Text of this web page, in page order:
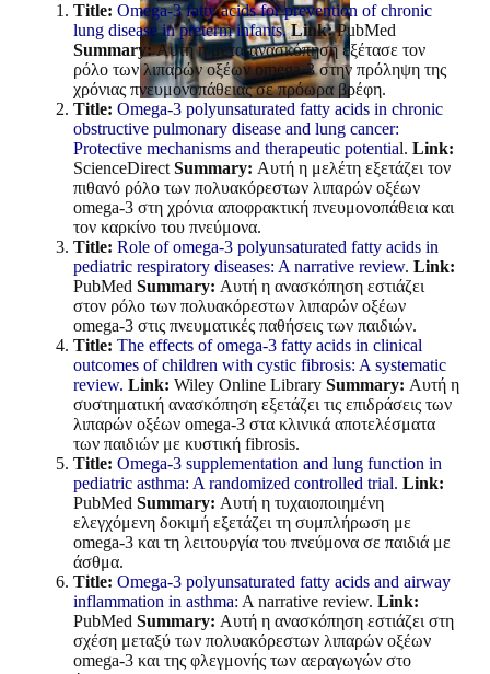
Title: Omega-3 fatty acids for prevention of chronic
lung disease in preterm infants. Link:PubMed
Summary:Αυτή η μετα-ανασκόπηση εξέτασε τον
ρόλο των λιπαρών οξέων omega-3 στην πρόληψη της
χρόνιας πνευμονοπάθειας σε πρόωρα βρέφη.
Title: Omega-3 polyunsaturated fatty acids in chronic
obstructive pulmonary disease and lung cancer:
Protective mechanisms and therapeutic potential. Link:
ScienceDirect Summary: Αυτή η μελέτη εξετάζει τον
πιθανό ρόλο των πολυακόρεστων λιπαρών οξέων
omega-3 στη χρόνια αποφρακτική πνευμονοπάθεια και
τον καρκίνο του πνεύμονα.
Title: Role of omega-3 polyunsaturated fatty acids in
pediatric respiratory diseases: A narrative review. Link:
PubMed Summary: Αυτή η ανασκόπηση εστιάζει
στον ρόλο των πολυακόρεστων λιπαρών οξέων
omega-3 στις πνευματικές παθήσεις των παιδιών.
Title: The effects of omega-3 fatty acids in clinical
outcomes of children with cystic fibrosis: A systematic
review. Link: Wiley Online Library Summary: Αυτή η
συστηματική ανασκόπηση εξετάζει τις επιδράσεις των
λιπαρών οξέων omega-3 στα κλινικά αποτελέσματα
των παιδιών με κυστική fibrosis.
Title: Omega-3 supplementation and lung function in
pediatric asthma: A randomized controlled trial. Link:
PubMed Summary: Αυτή η τυχαιοποιημένη
ελεγχόμενη δοκιμή εξετάζει τη συμπλήρωση με
omega-3 και τη λειτουργία του πνεύμονα σε παιδιά με
άσθμα.
Title: Omega-3 polyunsaturated fatty acids and airway
inflammation in asthma: A narrative review. Link:
PubMed Summary: Αυτή η ανασκόπηση εστιάζει στη
σχέση μεταξύ των πολυακόρεστων λιπαρών οξέων
omega-3 και της φλεγμονής των αεραγωγών στο